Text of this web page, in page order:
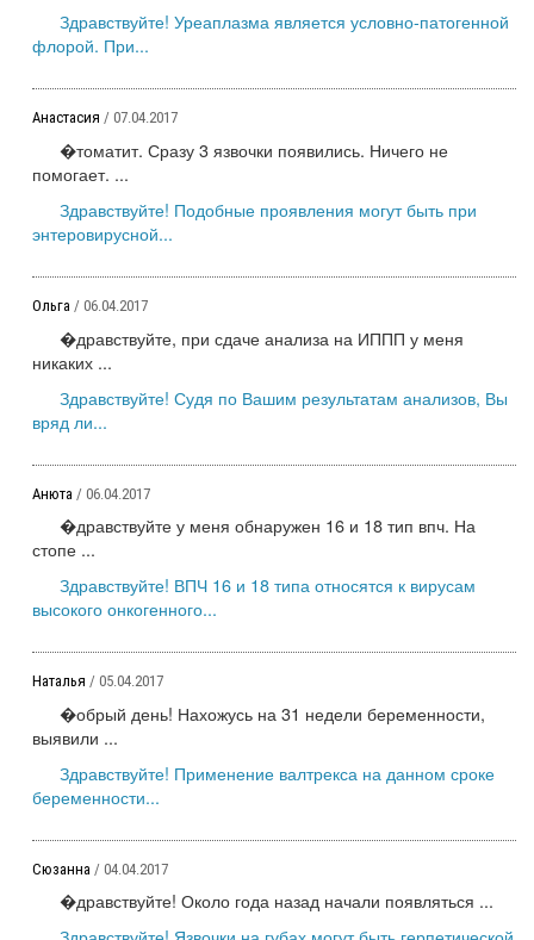
Здравствуйте! Уреаплазма является условно-патогенной
флорой. При...
Анастасия / 07.04.2017
�томатит. Сразу 3 язвочки появились. Ничего не
помогает. ...
Здравствуйте! Подобные проявления могут быть при
энтеровирусной...
Ольга / 06.04.2017
�дравствуйте, при сдаче анализа на ИППП у меня
никаких ...
Здравствуйте! Судя по Вашим результатам анализов, Вы
вряд ли...
Анюта / 06.04.2017
�дравствуйте у меня обнаружен 16 и 18 тип впч. На
стопе ...
Здравствуйте! ВПЧ 16 и 18 типа относятся к вирусам
высокого онкогенного...
Наталья / 05.04.2017
�обрый день! Нахожусь на 31 недели беременности,
выявили ...
Здравствуйте! Применение валтрекса на данном сроке
беременности...
Сюзанна / 04.04.2017
�дравствуйте! Около года назад начали появляться ...